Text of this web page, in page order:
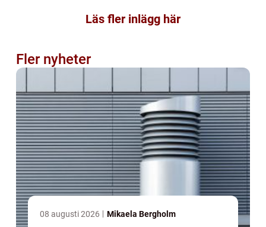
Läs fler inlägg här
Fler nyheter
08 augusti 2026 Mikaela Bergholm